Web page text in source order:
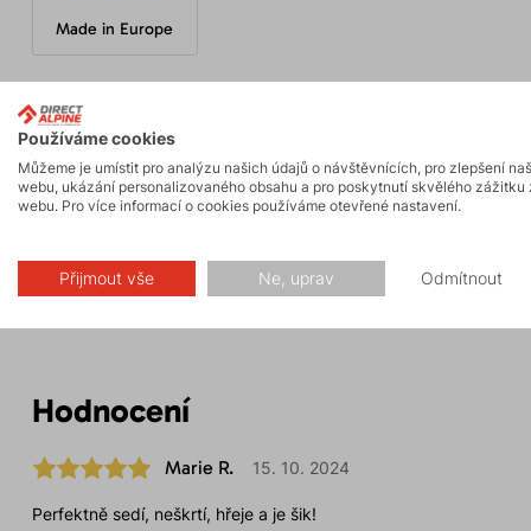
Made in Europe
Parametry
Hodnocení
Marie R. 15. 10. 2024
Perfektně sedí, neškrtí, hřeje a je šik!
Používáme cookies
Můžeme je umístit pro analýzu našich údajů o návštěvnících, pro zlepšení
webu, ukázání personalizovaného obsahu a pro poskytnutí skvělého zážitku
webu. Pro více informací o cookies používáme otevřené nastavení.
Přijmout vše Ne, uprav Odmítnout